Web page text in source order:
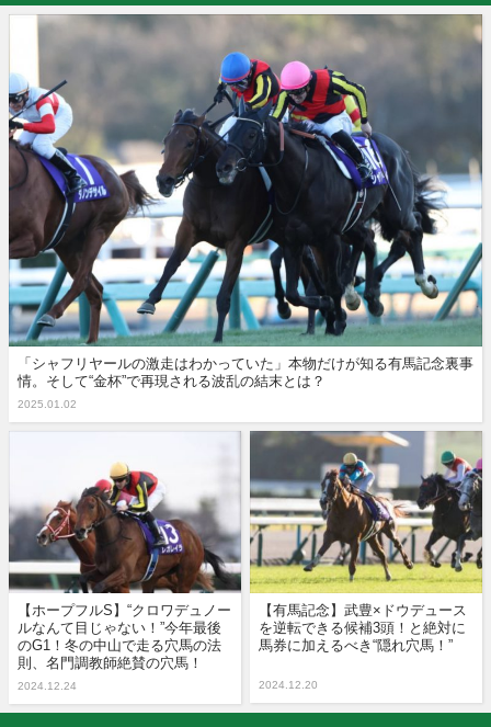
「シャフリヤールの激走はわかっていた」本物だけが知る有馬記念裏事
情。そして“金杯”で再現される波乱の結末とは？
2025.01.02
【ホープフルS】“クロワデュノー
ルなんて目じゃない！”今年最後
のG1！冬の中山で走る穴馬の法
則、名門調教師絶賛の穴馬！
2024.12.24
【有馬記念】武豊×ドウデュース
を逆転できる候補3頭！と絶対に
馬券に加えるべき“隠れ穴馬！”
2024.12.20